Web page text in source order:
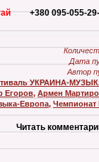
+380 095-055-
Дата
Автор
УКРАИНА-
Егоров, Армен
Европа,
Читать